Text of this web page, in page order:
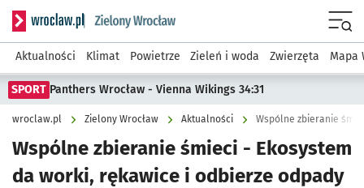
Serwis informacyjny wroclaw.pl podserwis: Środowisko we
Aktualności Klimat Powietrze Zieleń i woda Zwierzęta Mapa
SPORT Panthers Wrocław - Vienna Wikings 34:31
wroclaw.pl Zielony Wrocław Aktualności Wspólne zbieranie
Wspólne zbieranie śmieci - Ekosystem
da worki, rękawice i odbierze odpady